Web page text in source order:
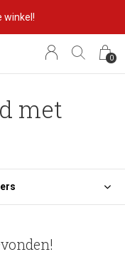
0
winkel!
met